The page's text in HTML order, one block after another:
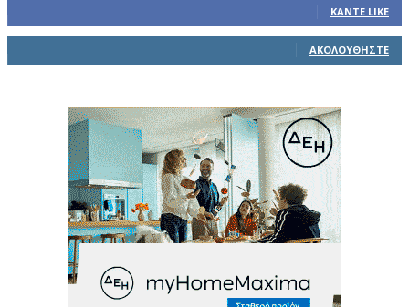
ΚΆΝΤΕ LIKE
ΑΚΟΛΟΥΘΉΣΤΕ